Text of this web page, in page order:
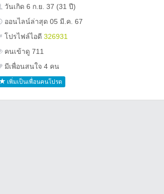
วันเกิด 6 ก.ย. 37 (31 ปี)
ออนไลน์ล่าสุด 05 มี.ค. 67
โปรไฟล์ไอดี 326931
คนเข้าดู 711
มีเพื่อนสนใจ 4 คน
เพิ่มเป็นเพื่อนคนโปรด